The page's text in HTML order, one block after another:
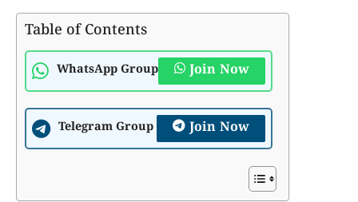
Table of Contents
WhatsApp Group Join Now
Telegram Group Join Now